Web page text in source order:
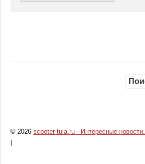
© 2026 scooter-tula.ru - Интересные новости.